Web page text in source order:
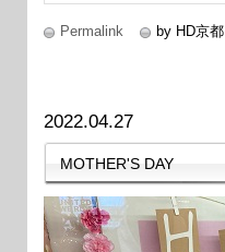
Permalink by HD京都
2022.04.27
MOTHER'S DAY